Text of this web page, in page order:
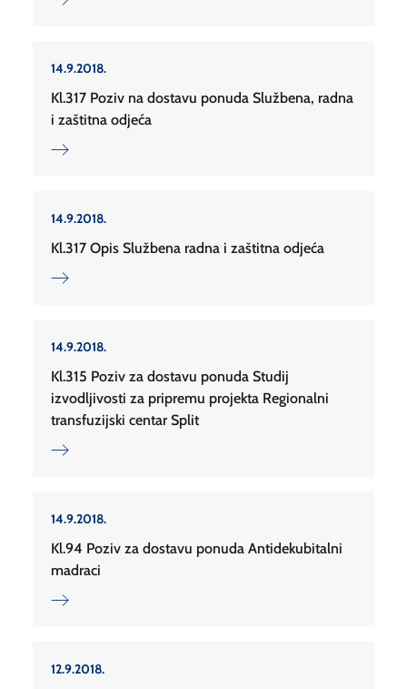
14.9.2018.
Kl.317 Poziv na dostavu ponuda Službena, radna
i zaštitna odjeća
14.9.2018.
Kl.317 Opis Službena radna i zaštitna odjeća
14.9.2018.
Kl.315 Poziv za dostavu ponuda Studij
izvodljivosti za pripremu projekta Regionalni
transfuzijski centar Split
14.9.2018.
Kl.94 Poziv za dostavu ponuda Antidekubitalni
madraci
12.9.2018.